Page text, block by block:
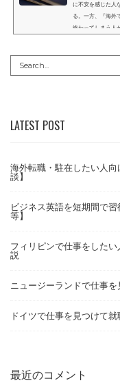
に不安を感じた人
る。一方、『海外
終わってしまう人
LATEST POST
海外転職・駐在したい人
談】
ビジネス英語を短期間で
等】
フィリピンで仕事をした
説
ニュージーランドで仕事
ドイツで仕事を見つけて
最近のコメント